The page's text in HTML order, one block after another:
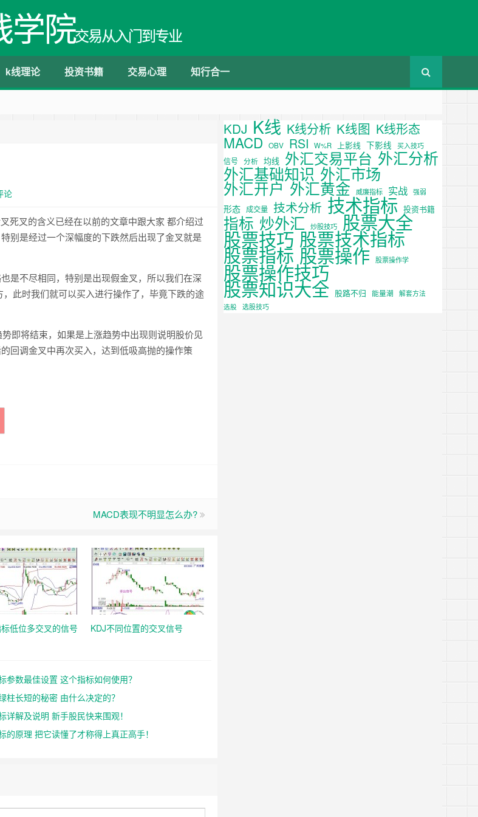
学院交易从入门到专业
k线理论 投资书籍 交易心理 知行合一
论
死叉的含义已经在以前的文章中跟大家 都介绍过
别是经过一个深幅度的下跌然后出现了金叉就是
不尽相同，特别是出现假金叉，所以我们在深
此时我们就可以买入进行操作了，毕竟下跌的途
即将结束，如果是上涨趋势中出现则说明股价见
回调金叉中再次买入，达到低吸高抛的操作策
MACD表现不明显怎么办?
低位多交叉的信号 KDJ不同位置的交叉信号
参数最佳设置 这个指标如何使用？
柱长短的秘密 由什么决定的？
详解及说明 新手股民快来围观！
的原理 把它读懂了才称得上真正高手！
KDJ K线 K线分析 K线图 K线形态
MACD OBV RSI W%R 上影线 下影线 买入技巧
信号 分析 均线 外汇交易平台 外汇分析
外汇基础知识 外汇市场
外汇开户 外汇黄金 威廉指标 实战 强弱
形态 成交量 技术分析 技术指标 投资书籍
指标 炒外汇 炒股技巧 股票大全
股票技巧 股票技术指标
股票指标 股票操作 股票操作学
股票操作技巧
股票知识大全 股路不归 能量潮
解套方法
选股
选股技巧